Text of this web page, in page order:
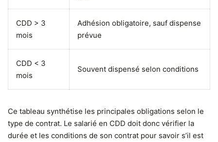
CDD > 3
mois
Adhésion obligatoire, sauf dispense
prévue
CDD < 3
mois
Souvent dispensé selon conditions
Ce tableau synthétise les principales obligations selon le
type de contrat. Le salarié en CDD doit donc vérifier la
durée et les conditions de son contrat pour savoir s’il est